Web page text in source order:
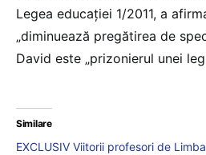
Legea educației 1/2011, a
„diminuează pregătirea de
David este „prizonierul unei
Similare
EXCLUSIV Viitorii profesori de